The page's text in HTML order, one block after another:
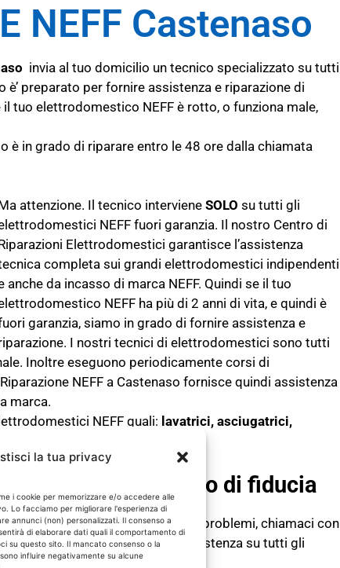
la tua privacy
i cookie per memorizzare e/o accedere alle
Lo facciamo per migliorare l'esperienza di
annunci (non) personalizzati. Il consenso a
di elaborare dati quali il comportamento di
su questo sito. Il mancato consenso o la
influire negativamente su alcune
NEFF Castenaso
invia al tuo domicilio un tecnico specializzato su tutti
preparato per fornire assistenza e riparazione di
tuo elettrodomestico NEFF è rotto, o funziona male,
è in grado di riparare entro le 48 ore dalla chiamata
attenzione. Il tecnico interviene SOLO su tutti gli
NEFF fuori garanzia. Il nostro Centro di
Elettrodomestici garantisce l’assistenza
completa sui grandi elettrodomestici indipendenti
anche da incasso di marca NEFF. Quindi se il tuo
NEFF ha più di 2 anni di vita, e quindi è
garanzia, siamo in grado di fornire assistenza e
I nostri tecnici di elettrodomestici sono tutti
Inoltre eseguono periodicamente corsi di
NEFF a Castenaso fornisce quindi assistenza
marca.
NEFF quali: lavatrici, asciugatrici,
NEFF Castenaso di fiducia
non funziona più o ha dei problemi, chiamaci con
esegue riparazioni e assistenza su tutti gli